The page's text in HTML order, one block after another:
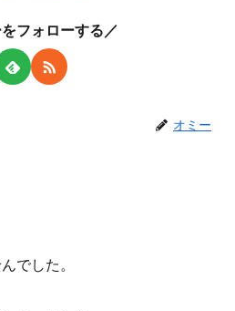
フォローする／
オミー
でした。